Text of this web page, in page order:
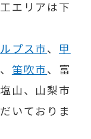
エリアは下
プス市、 甲
、 笛吹市、富
山、山梨市
いておりま